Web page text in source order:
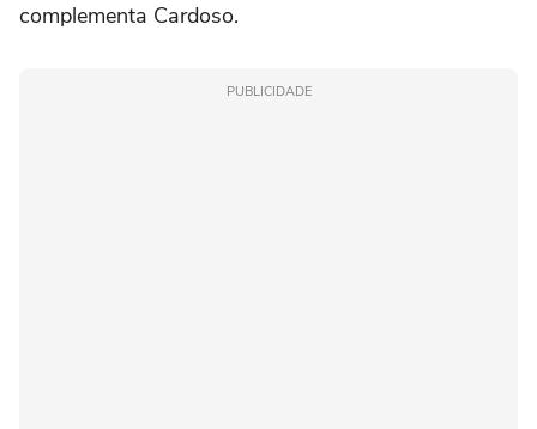
complementa Cardoso.
PUBLICIDADE